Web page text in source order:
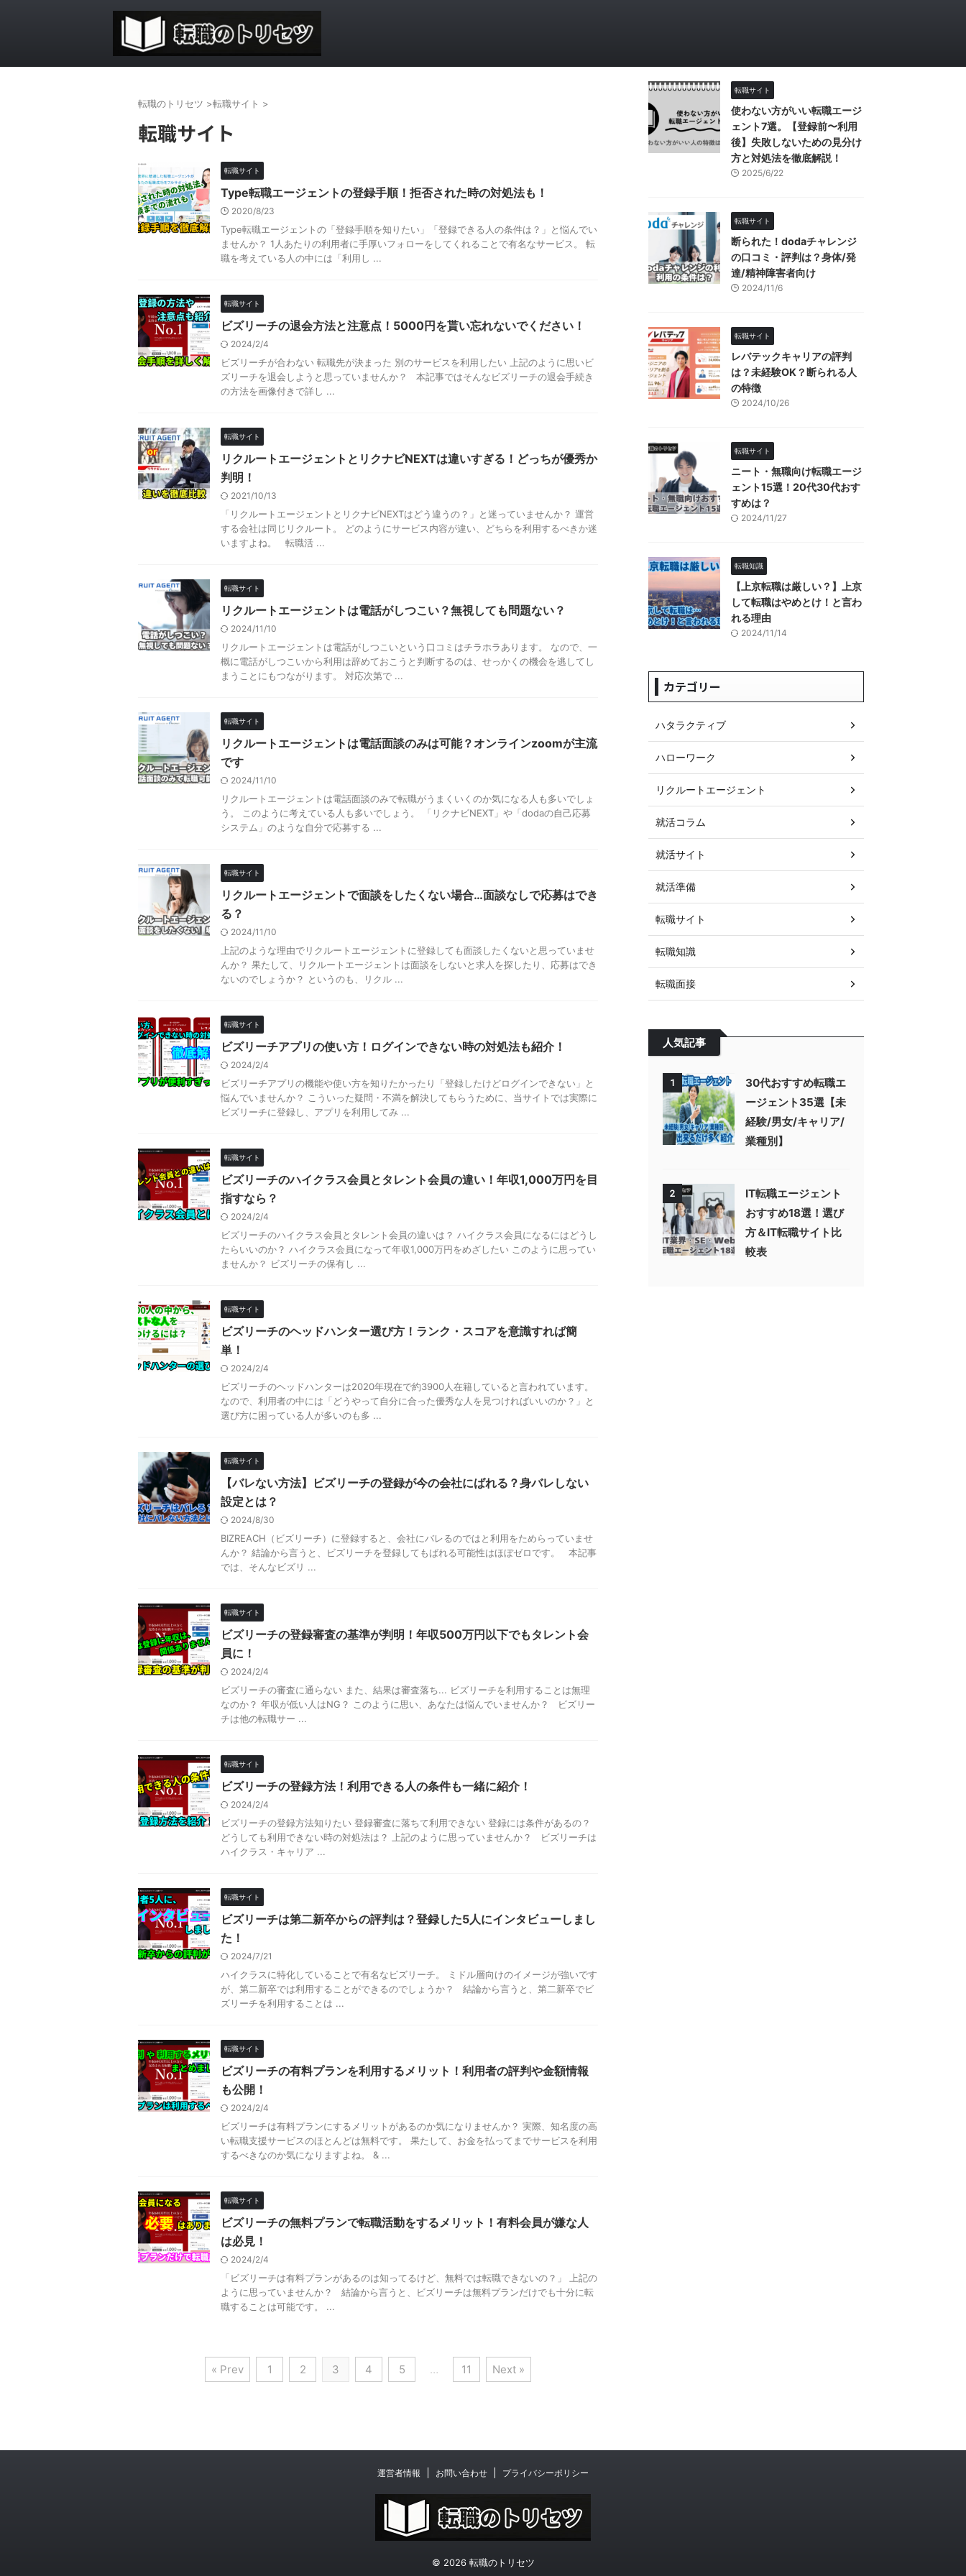
転職のトリセツ >転職サイト >
転職サイト
転職サイト
Type転職エージェントの登録手順！拒否された時の対処法も！
2020/8/23
Type転職エージェントの「登録手順を知りたい」「登録できる人の条件は？」と悩んでい
ませんか？ 1人あたりの利用者に手厚いフォローをしてくれることで有名なサービス。 転
職を考えている人の中には「利用し ...
転職サイト
ビズリーチの退会方法と注意点！5000円を貰い忘れないでください！
2024/2/4
ビズリーチが合わない 転職先が決まった 別のサービスを利用したい 上記のように思いビ
ズリーチを退会しようと思っていませんか？ 本記事ではそんなビズリーチの退会手続き
の方法を画像付きで詳し ...
転職サイト
リクルートエージェントとリクナビNEXTは違いすぎる！どっちが優秀か
判明！
2021/10/13
「リクルートエージェントとリクナビNEXTはどう違うの？」と迷っていませんか？ 運営
する会社は同じリクルート。 どのようにサービス内容が違い、どちらを利用するべきか迷
いますよね。 転職活 ...
転職サイト
リクルートエージェントは電話がしつこい？無視しても問題ない？
2024/11/10
リクルートエージェントは電話がしつこいという口コミはチラホラあります。 なので、一
概に電話がしつこいから利用は辞めておこうと判断するのは、せっかくの機会を逃してし
まうことにもつながります。 対応次第で ...
転職サイト
リクルートエージェントは電話面談のみは可能？オンラインzoomが主流
です
2024/11/10
リクルートエージェントは電話面談のみで転職がうまくいくのか気になる人も多いでしょ
う。 このように考えている人も多いでしょう。 「リクナビNEXT」や「dodaの自己応募
システム」のような自分で応募する ...
転職サイト
リクルートエージェントで面談をしたくない場合…面談なしで応募はでき
る？
2024/11/10
上記のような理由でリクルートエージェントに登録しても面談したくないと思っていませ
んか？ 果たして、リクルートエージェントは面談をしないと求人を探したり、応募はでき
ないのでしょうか？ というのも、リクル ...
転職サイト
ビズリーチアプリの使い方！ログインできない時の対処法も紹介！
2024/2/4
ビズリーチアプリの機能や使い方を知りたかったり「登録したけどログインできない」と
悩んでいませんか？ こういった疑問・不満を解決してもらうために、当サイトでは実際に
ビズリーチに登録し、アプリを利用してみ ...
転職サイト
ビズリーチのハイクラス会員とタレント会員の違い！年収1,000万円を目
指すなら？
2024/2/4
ビズリーチのハイクラス会員とタレント会員の違いは？ ハイクラス会員になるにはどうし
たらいいのか？ ハイクラス会員になって年収1,000万円をめざしたい このように思ってい
ませんか？ ビズリーチの保有し ...
転職サイト
ビズリーチのヘッドハンター選び方！ランク・スコアを意識すれば簡
単！
2024/2/4
ビズリーチのヘッドハンターは2020年現在で約3900人在籍していると言われています。
なので、利用者の中には「どうやって自分に合った優秀な人を見つければいいのか？」と
選び方に困っている人が多いのも多 ...
転職サイト
【バレない方法】ビズリーチの登録が今の会社にばれる？身バレしない
設定とは？
2024/8/30
BIZREACH（ビズリーチ）に登録すると、会社にバレるのではと利用をためらっていませ
んか？ 結論から言うと、ビズリーチを登録してもばれる可能性はほぼゼロです。 本記事
では、そんなビズリ ...
転職サイト
ビズリーチの登録審査の基準が判明！年収500万円以下でもタレント会
員に！
2024/2/4
ビズリーチの審査に通らない また、結果は審査落ち... ビズリーチを利用することは無理
なのか？ 年収が低い人はNG？ このように思い、あなたは悩んでいませんか？ ビズリー
チは他の転職サー ...
転職サイト
ビズリーチの登録方法！利用できる人の条件も一緒に紹介！
2024/2/4
ビズリーチの登録方法知りたい 登録審査に落ちて利用できない 登録には条件があるの？
どうしても利用できない時の対処法は？ 上記のように思っていませんか？ ビズリーチは
ハイクラス・キャリア ...
転職サイト
ビズリーチは第二新卒からの評判は？登録した5人にインタビューしまし
た！
2024/7/21
ハイクラスに特化していることで有名なビズリーチ。 ミドル層向けのイメージが強いです
が、第二新卒では利用することができるのでしょうか？ 結論から言うと、第二新卒でビ
ズリーチを利用することは ...
転職サイト
ビズリーチの有料プランを利用するメリット！利用者の評判や金額情報
も公開！
2024/2/4
ビズリーチは有料プランにするメリットがあるのか気になりませんか？ 実際、知名度の高
い転職支援サービスのほとんどは無料です。 果たして、お金を払ってまでサービスを利用
するべきなのか気になりますよね。 & ...
転職サイト
ビズリーチの無料プランで転職活動をするメリット！有料会員が嫌な人
は必見！
2024/2/4
「ビズリーチは有料プランがあるのは知ってるけど、無料では転職できないの？」 上記の
ように思っていませんか？ 結論から言うと、ビズリーチは無料プランだけでも十分に転
職することは可能です。 ...
« Prev 1 2 3 4 5 … 11 Next »
転職サイト
使わない方がいい転職エージ
ェント7選。【登録前〜利用
後】失敗しないための見分け
方と対処法を徹底解説！
2025/6/22
転職サイト
断られた！dodaチャレンジ
の口コミ・評判は？身体/発
達/精神障害者向け
2024/11/6
転職サイト
レバテックキャリアの評判
は？未経験OK？断られる人
の特徴
2024/10/26
転職サイト
ニート・無職向け転職エージ
ェント15選！20代30代おす
すめは？
2024/11/27
転職知識
【上京転職は厳しい？】上京
して転職はやめとけ！と言わ
れる理由
2024/11/14
カテゴリー
ハタラクティブ
ハローワーク
リクルートエージェント
就活コラム
就活サイト
就活準備
転職サイト
転職知識
転職面接
人気記事
1
30代おすすめ転職エ
ージェント35選【未
経験/男女/キャリア/
業種別】
2
IT転職エージェント
おすすめ18選！選び
方＆IT転職サイト比
較表
運営者情報 お問い合わせ プライバシーポリシー
© 2026 転職のトリセツ